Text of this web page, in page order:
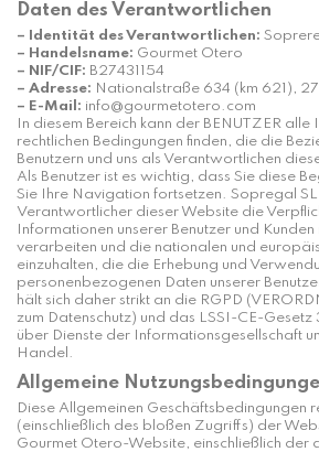
Daten des Verantwortlichen
– Identität des Verantwortlichen:
– Handelsname: Gourmet Otero
– NIF/CIF: B27431154
– Adresse: Nationalstraße 634 (km 621),
– E-Mail: info@gourmetotero.com
In diesem Bereich kann der BENUTZER
rechtlichen Bedingungen finden, die die
Benutzern und uns als Verantwortlichen
Als Benutzer ist es wichtig, dass Sie diese
Sie Ihre Navigation fortsetzen. Sopregal SL
Verantwortlicher dieser Website die
Informationen unserer Benutzer und
verarbeiten und die nationalen und
einzuhalten, die die Erhebung und
personenbezogenen Daten unserer
hält sich daher strikt an die RGPD
zum Datenschutz) und das LSSI-CE-
über Dienste der Informationsgesellschaft
Handel.
Allgemeine
Diese Allgemeinen Geschäftsbedingungen
(einschließlich des bloßen Zugriffs) der
Gourmet Otero-Website, einschließlich der